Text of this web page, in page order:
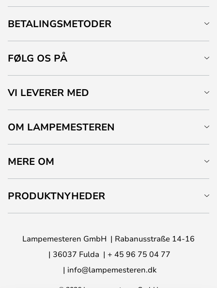
BETALINGSMETODER
FØLG OS PÅ
VI LEVERER MED
OM LAMPEMESTEREN
MERE OM
PRODUKTNYHEDER
Lampemesteren GmbH
Rabanusstraße 14-16
36037 Fulda
+ 45 96 75 04 77
info@lampemesteren.dk